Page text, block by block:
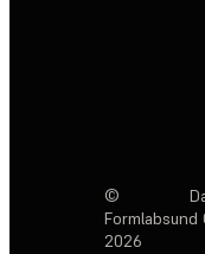
©
Formlabs
2026
und